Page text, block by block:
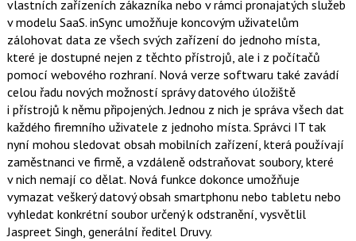
vlastních zařízeních zákazníka nebo v rámci pronajatých služeb
v modelu SaaS. inSync umožňuje koncovým uživatelům
zálohovat data ze všech svých zařízení do jednoho místa,
které je dostupné nejen z těchto přístrojů, ale i z počítačů
pomocí webového rozhraní. Nová verze softwaru také zavádí
celou řadu nových možností správy datového úložiště
i přístrojů k němu připojených. Jednou z nich je správa všech dat
každého firemního uživatele z jednoho místa. Správci IT tak
nyní mohou sledovat obsah mobilních zařízení, která používají
zaměstnanci ve firmě, a vzdáleně odstraňovat soubory, které
v nich nemají co dělat. Nová funkce dokonce umožňuje
vymazat veškerý datový obsah smartphonu nebo tabletu nebo
vyhledat konkrétní soubor určený k odstranění, vysvětlil
Jaspreet Singh, generální ředitel Druvy.